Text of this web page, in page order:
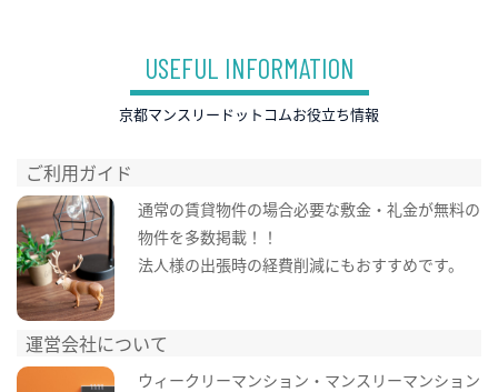
USEFUL INFORMATION
京都マンスリードットコムお役立ち情報
ご利用ガイド
通常の賃貸物件の場合必要な敷金・礼金が無料の
物件を多数掲載！！
法人様の出張時の経費削減にもおすすめです。
運営会社について
ウィークリーマンション・マンスリーマンション